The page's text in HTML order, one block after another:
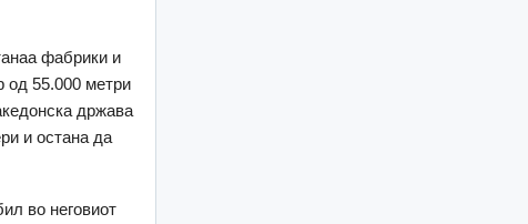
фабрики и
од 55.000 метри
држава
и остана да
во неговиот